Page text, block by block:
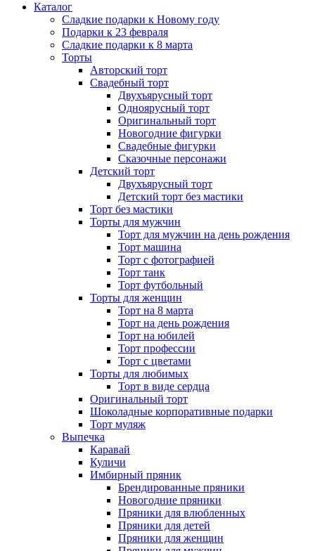
Каталог
Сладкие подарки к Новому году
Подарки к 23 февраля
Сладкие подарки к 8 марта
Торты
Авторский торт
Свадебный торт
Двухъярусный торт
Одноярусный торт
Оригинальный торт
Новогодние фигурки
Свадебные фигурки
Сказочные персонажи
Детский торт
Двухъярусный торт
Детский торт без мастики
Торт без мастики
Торты для мужчин
Торт для мужчин на день рождения
Торт машина
Торт с фотографией
Торт танк
Торт футбольный
Торты для женщин
Торт на 8 марта
Торт на день рождения
Торт на юбилей
Торт профессии
Торт с цветами
Торты для любимых
Торт в виде сердца
Оригинальный торт
Шоколадные корпоративные подарки
Торт муляж
Выпечка
Каравай
Куличи
Имбирный пряник
Брендированные пряники
Новогодние пряники
Пряники для влюбленных
Пряники для детей
Пряники для женщин